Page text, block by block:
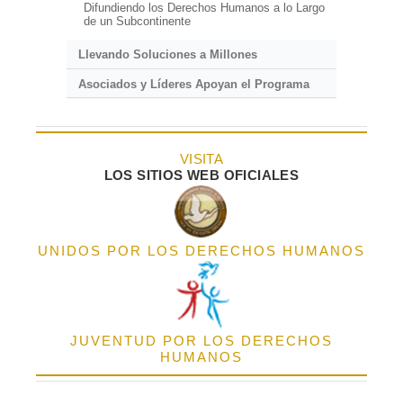
Difundiendo los Derechos Humanos a lo Largo
de un Subcontinente
Llevando Soluciones a Millones
Asociados y Líderes Apoyan el Programa
VISITA
LOS SITIOS WEB OFICIALES
UNIDOS POR LOS DERECHOS HUMANOS
JUVENTUD POR LOS DERECHOS
HUMANOS